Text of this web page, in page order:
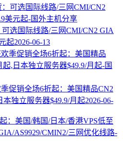
选国际线路/三网CMI/CN2 GIA
起2026-06-13
促销全场6折起：美国精品CN2
本独立服务器$49.9/月起2026-06-